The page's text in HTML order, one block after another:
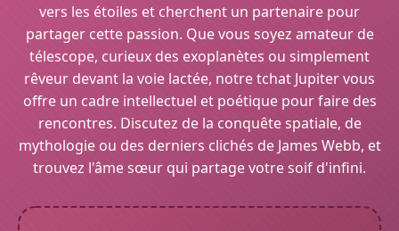
vers les étoiles et cherchent un partenaire pour
partager cette passion. Que vous soyez amateur de
télescope, curieux des exoplanètes ou simplement
rêveur devant la voie lactée, notre tchat Jupiter vous
offre un cadre intellectuel et poétique pour faire des
rencontres. Discutez de la conquête spatiale, de
mythologie ou des derniers clichés de James Webb, et
trouvez l'âme sœur qui partage votre soif d'infini.